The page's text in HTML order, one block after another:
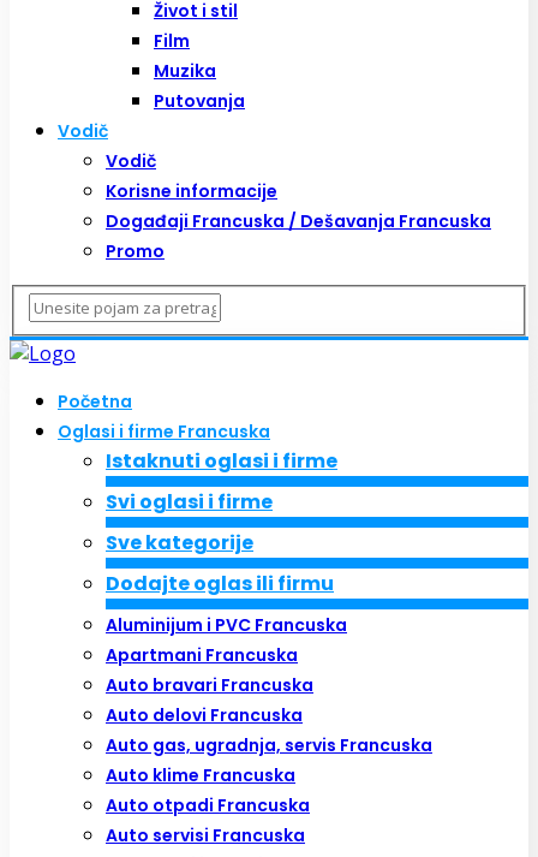
Život i stil
Film
Muzika
Putovanja
Vodič
Vodič
Korisne informacije
Događaji Francuska / Dešavanja Francuska
Promo
Početna
Oglasi i firme Francuska
Istaknuti oglasi i firme
Svi oglasi i firme
Sve kategorije
Dodajte oglas ili firmu
Aluminijum i PVC Francuska
Apartmani Francuska
Auto bravari Francuska
Auto delovi Francuska
Auto gas, ugradnja, servis Francuska
Auto klime Francuska
Auto otpadi Francuska
Auto servisi Francuska